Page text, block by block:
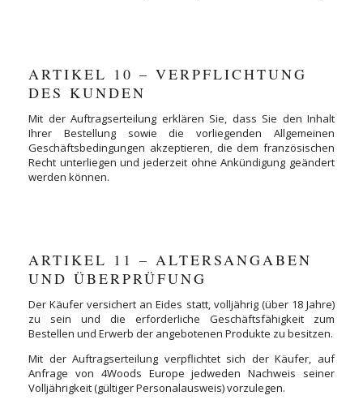
ARTIKEL 10 – VERPFLICHTUNG
DES KUNDEN
Mit der Auftragserteilung erklären Sie, dass Sie den Inhalt
Ihrer Bestellung sowie die vorliegenden Allgemeinen
Geschäftsbedingungen akzeptieren, die dem französischen
Recht unterliegen und jederzeit ohne Ankündigung geändert
werden können.
ARTIKEL 11 – ALTERSANGABEN
UND ÜBERPRÜFUNG
Der Käufer versichert an Eides statt, volljährig (über 18 Jahre)
zu sein und die erforderliche Geschäftsfähigkeit zum
Bestellen und Erwerb der angebotenen Produkte zu besitzen.
Mit der Auftragserteilung verpflichtet sich der Käufer, auf
Anfrage von 4Woods Europe jedweden Nachweis seiner
Volljährigkeit (gültiger Personalausweis) vorzulegen.